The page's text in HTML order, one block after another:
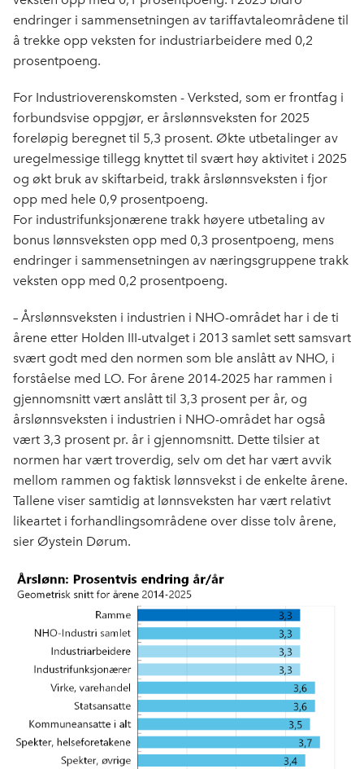
endringer i sammensetningen av tariffavtaleområdene til
å trekke opp veksten for industriarbeidere med 0,2
prosentpoeng.
For Industrioverenskomsten - Verksted, som er frontfag i
forbundsvise oppgjør, er årslønnsveksten for 2025
foreløpig beregnet til 5,3 prosent. Økte utbetalinger av
uregelmessige tillegg knyttet til svært høy aktivitet i 2025
og økt bruk av skiftarbeid, trakk årslønnsveksten i fjor
opp med hele 0,9 prosentpoeng.
For industrifunksjonærene trakk høyere utbetaling av
bonus lønnsveksten opp med 0,3 prosentpoeng, mens
endringer i sammensetningen av næringsgruppene trakk
veksten opp med 0,2 prosentpoeng.
– Årslønnsveksten i industrien i NHO-området har i de ti
årene etter Holden III-utvalget i 2013 samlet sett samsvart
svært godt med den normen som ble anslått av NHO, i
forståelse med LO. For årene 2014-2025 har rammen i
gjennomsnitt vært anslått til 3,3 prosent per år, og
årslønnsveksten i industrien i NHO-området har også
vært 3,3 prosent pr. år i gjennomsnitt. Dette tilsier at
normen har vært troverdig, selv om det har vært avvik
mellom rammen og faktisk lønnsvekst i de enkelte årene.
Tallene viser samtidig at lønnsveksten har vært relativt
likeartet i forhandlingsområdene over disse tolv årene,
sier Øystein Dørum.